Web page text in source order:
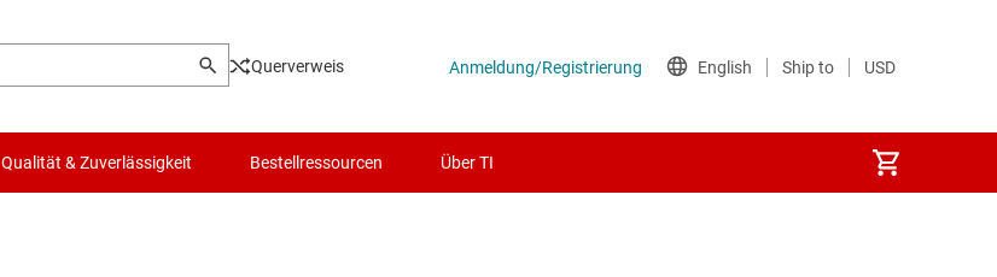
Querverweis
Qualität & Zuverlässigkeit Bestellressourcen Über TI